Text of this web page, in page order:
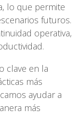
lo que permite
futuros.
operativa,
clave en la
más
ayudar a
más